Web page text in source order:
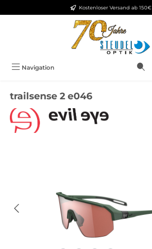
Zum Hauptinhalt springenKostenloser Versand ab 150€
Navigation
trailsense 2 e046